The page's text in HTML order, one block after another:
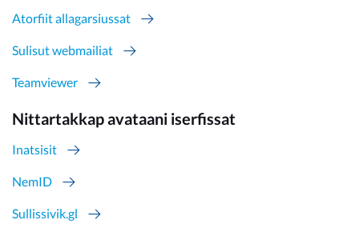
Atorfiit allagarsiussat
Sulisut webmailiat
Teamviewer
Nittartakkap avataani iserfissat
Inatsisit
NemID
Sullissivik.gl